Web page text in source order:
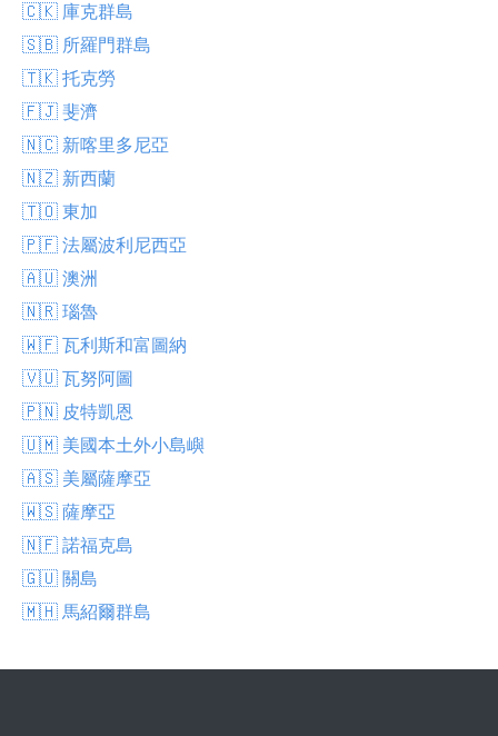
🇨🇰 庫克群島
🇸🇧 所羅門群島
🇹🇰 托克勞
🇫🇯 斐濟
🇳🇨 新喀里多尼亞
🇳🇿 新西蘭
🇹🇴 東加
🇵🇫 法屬波利尼西亞
🇦🇺 澳洲
🇳🇷 瑙魯
🇼🇫 瓦利斯和富圖納
🇻🇺 瓦努阿圖
🇵🇳 皮特凱恩
🇺🇲 美國本土外小島嶼
🇦🇸 美屬薩摩亞
🇼🇸 薩摩亞
🇳🇫 諾福克島
🇬🇺 關島
🇲🇭 馬紹爾群島